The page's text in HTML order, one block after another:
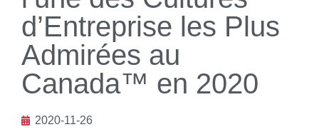
d’Entreprise les Plus
Admirées au
Canada™ en 2020
2020-11-26